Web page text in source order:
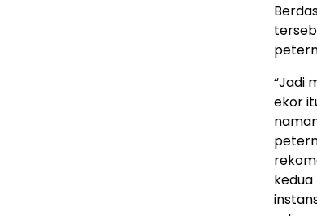
“Jadi
ekor